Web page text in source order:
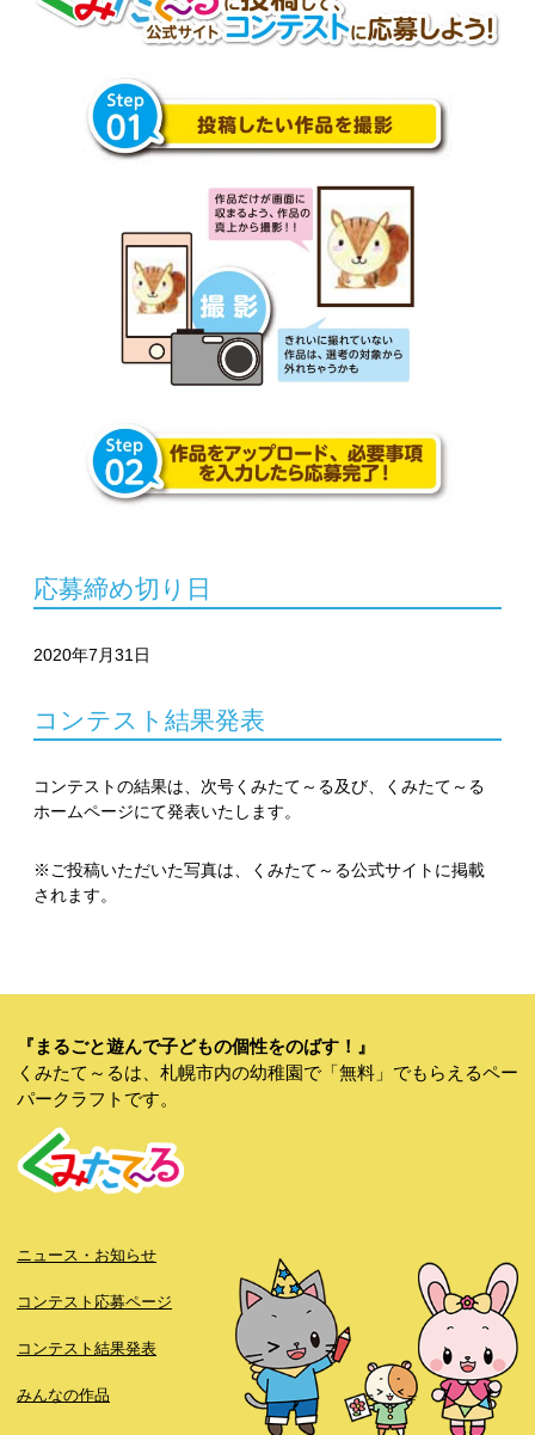
応募締め切り日
2020年7月31日
コンテスト結果発表
コンテストの結果は、次号くみたて～る及び、くみたて～る
ホームページにて発表いたします。
※ご投稿いただいた写真は、くみたて～る公式サイトに掲載
されます。
『まるごと遊んで子どもの個性をのばす！』
くみたて～るは、札幌市内の幼稚園で「無料」でもらえるペー
パークラフトです。
ニュース・お知らせ
コンテスト応募ページ
コンテスト結果発表
みんなの作品